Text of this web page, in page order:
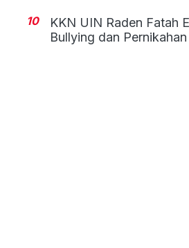
10
KKN UIN Raden Fatah
Bullying dan